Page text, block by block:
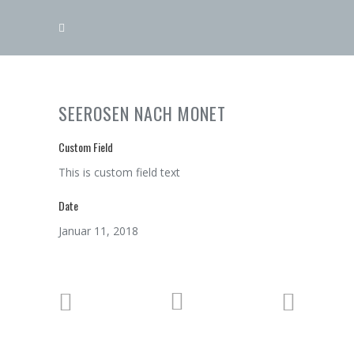
SEEROSEN NACH MONET
Custom Field
This is custom field text
Date
Januar 11, 2018